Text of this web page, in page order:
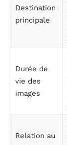
Destination
principale
Durée de
vie des
images
Relation au